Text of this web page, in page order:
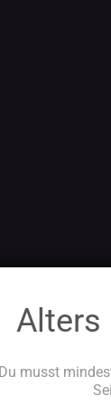
Alters
Du musst